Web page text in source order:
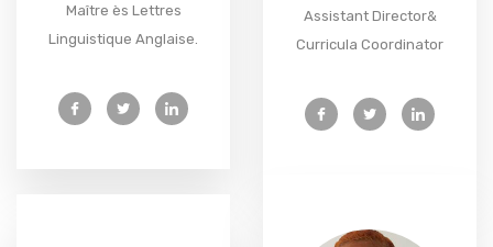
Maître ès Lettres
Linguistique Anglaise.
Assistant Director&
Curricula Coordinator